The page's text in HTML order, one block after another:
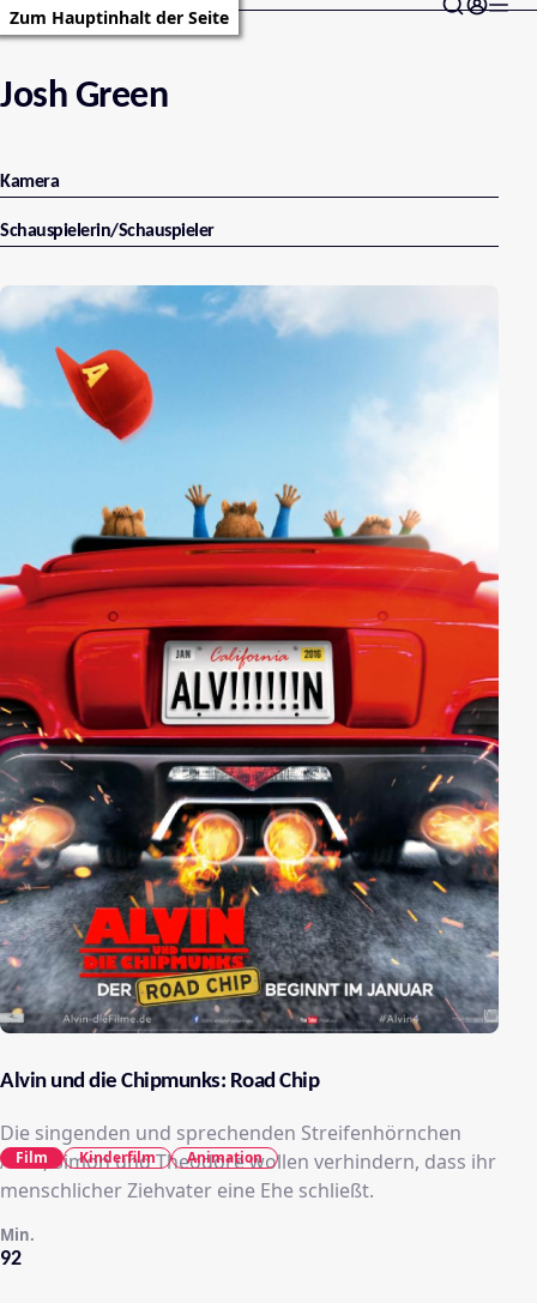
Zum Hauptinhalt der Seite
Josh Green
Kamera
Schauspielerin/Schauspieler
Alvin und die Chipmunks: Road Chip
Die singenden und sprechenden Streifenhörnchen
Alvin, Simon und Theodore wollen verhindern, dass ihr
menschlicher Ziehvater eine Ehe schließt.
92
Min.
Film Kinderfilm Animation